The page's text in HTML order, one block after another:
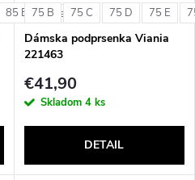
85 B + ďalšie
75 B 75 C 75 D 75 E
Dámska podprsenka Viania
221463
€41,90
Skladom 4 ks
DETAIL